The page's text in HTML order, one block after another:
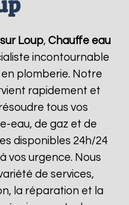
Loup, Chauffe eau
incontournable
plomberie. Notre
rapidement et
tous vos
eau, de gaz et de
disponibles 24h/24
vos urgence. Nous
de services,
la réparation et la